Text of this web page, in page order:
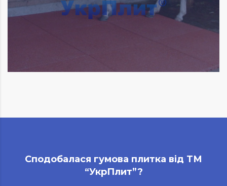
Сподобалася гумова плитка від ТМ
“УкрПлит”?